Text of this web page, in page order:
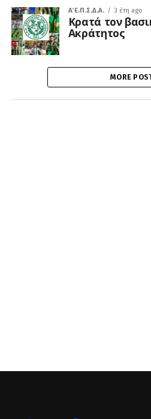
Α΄ Ε.Π.Σ.Δ.Α. 3 έτη ago
Κρατά τον
Ακράτητος
MORE